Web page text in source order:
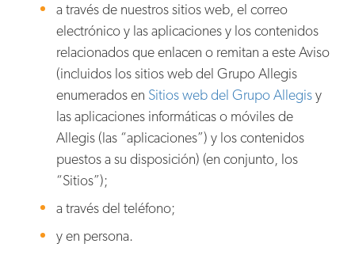
a través de nuestros sitios web, el correo
electrónico y las aplicaciones y los contenidos
relacionados que enlacen o remitan a este Aviso
(incluidos los sitios web del Grupo Allegis
enumerados en Sitios web del Grupo Allegisy
las aplicaciones informáticas o móviles de
Allegis (las “aplicaciones”) y los contenidos
puestos a su disposición) (en conjunto, los
“Sitios”);
a través del teléfono;
y en persona.